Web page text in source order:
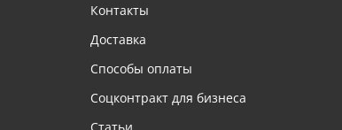
Контакты
Доставка
Способы оплаты
Соцконтракт для бизнеса
Статьи